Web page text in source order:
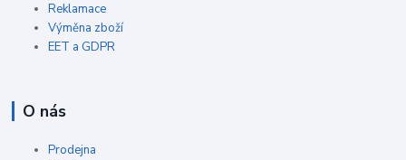
Reklamace
Výměna zboží
EET a GDPR
O nás
Prodejna